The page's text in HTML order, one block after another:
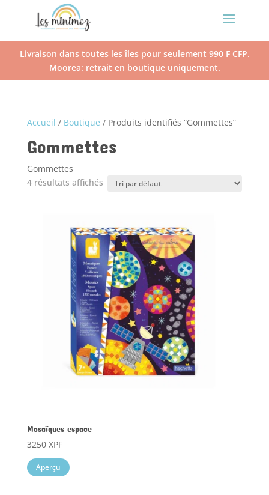
Livraison dans toutes les îles pour seulement 990 F CFP.
Moorea: retrait en boutique uniquement.
Accueil / Boutique / Produits identifiés “Gommettes”
Gommettes
Gommettes
4 résultats affichés
Mosaïques espace
3250 XPF
Aperçu